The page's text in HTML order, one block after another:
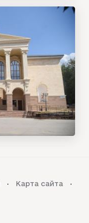
Карта сайта